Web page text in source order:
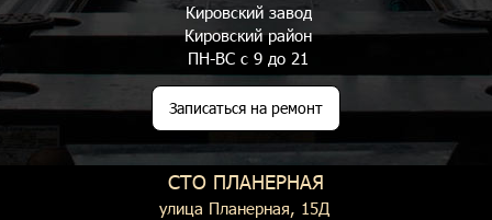
Кировский завод
Кировский район
ПН-ВС с 9 до 21
Записаться на ремонт
СТО ПЛАНЕРНАЯ
улица Планерная, 15Д